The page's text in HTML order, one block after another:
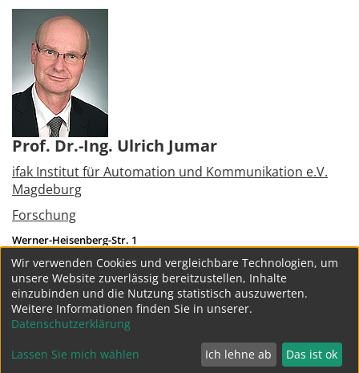
Prof. Dr.-Ing. Ulrich Jumar
ifak Institut für Automation und Kommunikation e.V.
Magdeburg
Forschung
Werner-Heisenberg-Str. 1
39106
Magdeburg
Tel.:
+49 391 990140
ulrich.jumar@ifak.eu
weitere Projekte
Datenschutz Impressum
Wir verwenden Cookies und vergleichbare Technologien, um
unsere Website zuverlässig bereitzustellen, Inhalte
einzubinden und die Nutzung statistisch auszuwerten.
Weitere Informationen finden Sie in unserer.
Datenschutzerklärung
Lassen Sie mich wählen Ich lehne ab Das ist ok